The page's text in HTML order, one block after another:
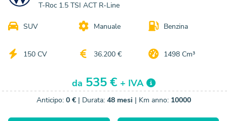
T-Roc 1.5 TSI ACT R-Line
SUV Manuale Benzina
150 CV 36.200 € 1498 Cm³
da 535 € + IVA
Anticipo: 0 €| Durata: 48 mesi | Km anno: 10000